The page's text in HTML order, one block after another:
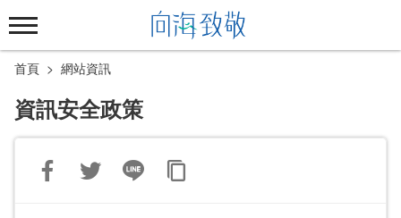
到
主
首頁 網站資訊
資訊安全政策